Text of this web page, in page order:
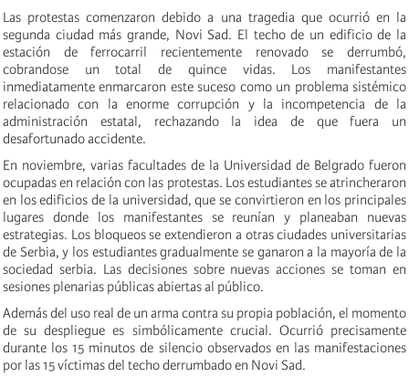
Las protestas comenzaron debido a una tragedia que ocurrió en la
segunda ciudad más grande, Novi Sad. El techo de un edificio de la
estación de ferrocarril recientemente renovado se derrumbó,
cobrandose un total de quince vidas. Los manifestantes
inmediatamente enmarcaron este suceso como un problema sistémico
relacionado con la enorme corrupción y la incompetencia de la
administración estatal, rechazando la idea de que fuera un
desafortunado accidente.
En noviembre, varias facultades de la Universidad de Belgrado fueron
ocupadas en relación con las protestas. Los estudiantes se atrincheraron
en los edificios de la universidad, que se convirtieron en los principales
lugares donde los manifestantes se reunían y planeaban nuevas
estrategias. Los bloqueos se extendieron a otras ciudades universitarias
de Serbia, y los estudiantes gradualmente se ganaron a la mayoría de la
sociedad serbia. Las decisiones sobre nuevas acciones se toman en
sesiones plenarias públicas abiertas al público.
Además del uso real de un arma contra su propia población, el momento
de su despliegue es simbólicamente crucial. Ocurrió precisamente
durante los 15 minutos de silencio observados en las manifestaciones
por las 15 víctimas del techo derrumbado en Novi Sad.